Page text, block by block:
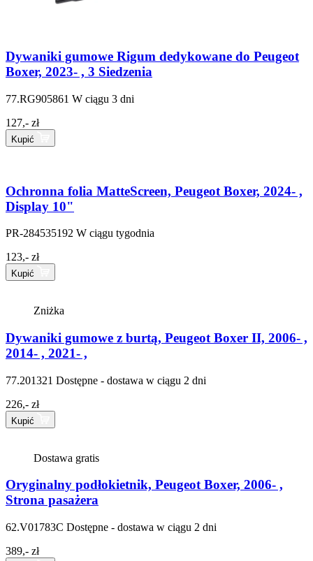
Dywaniki gumowe Rigum dedykowane do Peugeot
Boxer, 2023- , 3 Siedzenia
77.RG905861 W ciągu 3 dni
127,- zł
Kupić
Ochronna folia MatteScreen, Peugeot Boxer, 2024- ,
Display 10"
PR-284535192 W ciągu tygodnia
123,- zł
Kupić
Zniżka
Dywaniki gumowe z burtą, Peugeot Boxer II, 2006- ,
2014- , 2021- ,
77.201321 Dostępne - dostawa w ciągu 2 dni
226,- zł
Kupić
Dostawa gratis
Oryginalny podłokietnik, Peugeot Boxer, 2006- ,
Strona pasażera
62.V01783C Dostępne - dostawa w ciągu 2 dni
389,- zł